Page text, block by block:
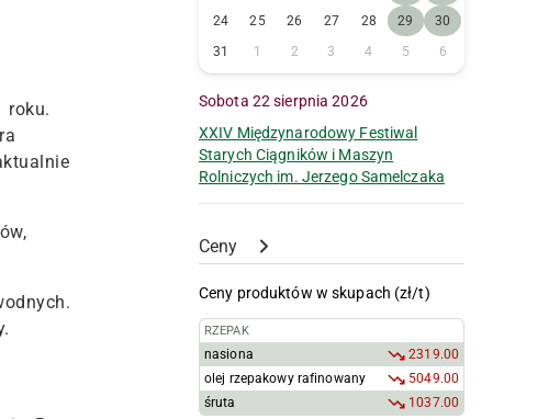
roku.
24
25 26 27 28 29
30
31
1 2 3 4 5 6
Sobota 22 sierpnia 2026
XXIV Międzynarodowy Festiwal
Starych Ciągników i Maszyn
Rolniczych im. Jerzego Samelczaka
Ceny
Ceny produktów w skupach (zł/t)
RZEPAK
nasiona
2319.00
olej rzepakowy rafinowany
5049.00
śruta
1037.00